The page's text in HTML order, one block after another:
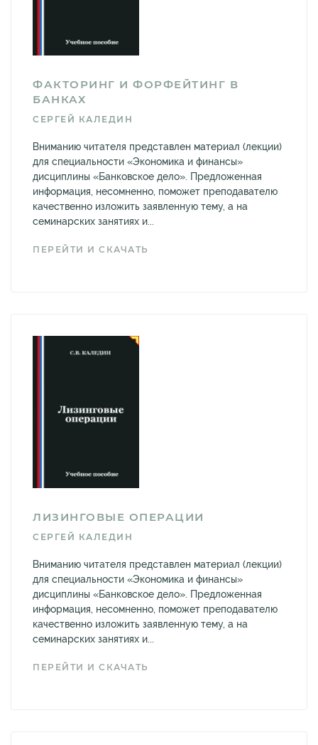
ФАКТОРИНГ И ФОРФЕЙТИНГ В
БАНКАХ
СЕРГЕЙ КАЛЕДИН
Вниманию читателя представлен материал (лекции)
для специальности «Экономика и финансы»
дисциплины «Банковское дело». Предложенная
информация, несомненно, поможет преподавателю
качественно изложить заявленную тему, а на
семинарских занятиях и...
ПЕРЕЙТИ И СКАЧАТЬ
ЛИЗИНГОВЫЕ ОПЕРАЦИИ
СЕРГЕЙ КАЛЕДИН
Вниманию читателя представлен материал (лекции)
для специальности «Экономика и финансы»
дисциплины «Банковское дело». Предложенная
информация, несомненно, поможет преподавателю
качественно изложить заявленную тему, а на
семинарских занятиях и...
ПЕРЕЙТИ И СКАЧАТЬ